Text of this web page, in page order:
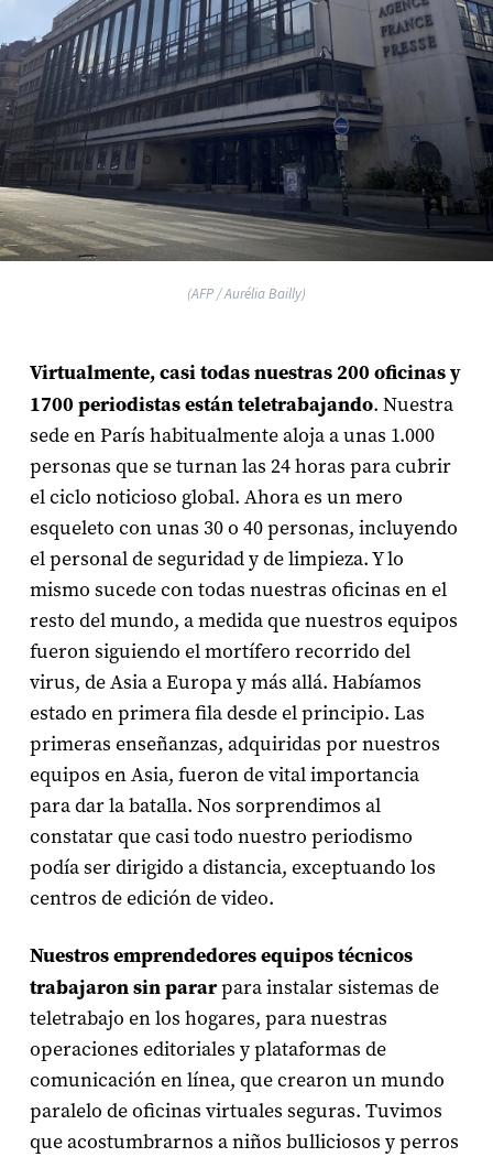
(AFP / Aurélia Bailly)
Virtualmente, casi todas nuestras 200 oficinas y
1700 periodistas están teletrabajando. Nuestra
sede en París habitualmente aloja a unas 1.000
personas que se turnan las 24 horas para cubrir
el ciclo noticioso global. Ahora es un mero
esqueleto con unas 30 o 40 personas, incluyendo
el personal de seguridad y de limpieza. Y lo
mismo sucede con todas nuestras oficinas en el
resto del mundo, a medida que nuestros equipos
fueron siguiendo el mortífero recorrido del
virus, de Asia a Europa y más allá. Habíamos
estado en primera fila desde el principio. Las
primeras enseñanzas, adquiridas por nuestros
equipos en Asia, fueron de vital importancia
para dar la batalla. Nos sorprendimos al
constatar que casi todo nuestro periodismo
podía ser dirigido a distancia, exceptuando los
centros de edición de video.
Nuestros emprendedores equipos técnicos
trabajaron sin pararpara instalar sistemas de
teletrabajo en los hogares, para nuestras
operaciones editoriales y plataformas de
comunicación en línea, que crearon un mundo
paralelo de oficinas virtuales seguras. Tuvimos
que acostumbrarnos a niños bulliciosos y perros